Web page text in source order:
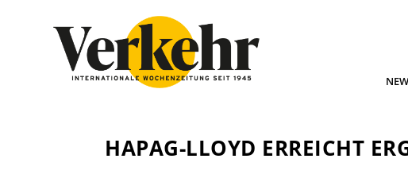
HAPAG-LLOYD ERREICHT